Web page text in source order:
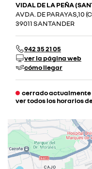
VIDAL DE LA PEÑA
AVDA. DE PARAYAS,10
39011 SANTANDER
942 35 21 05
ver la página web
cómo llegar
cerrado actualmente
ver todos los horarios
martes
miércoles
jueves
viernes
sábado
domingo